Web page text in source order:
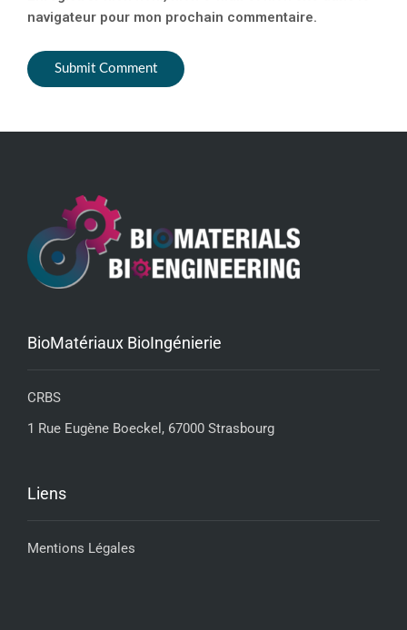
navigateur pour mon prochain commentaire.
BioMatériaux BioIngénierie
CRBS
1 Rue Eugène Boeckel, 67000 Strasbourg
Liens
Mentions Légales